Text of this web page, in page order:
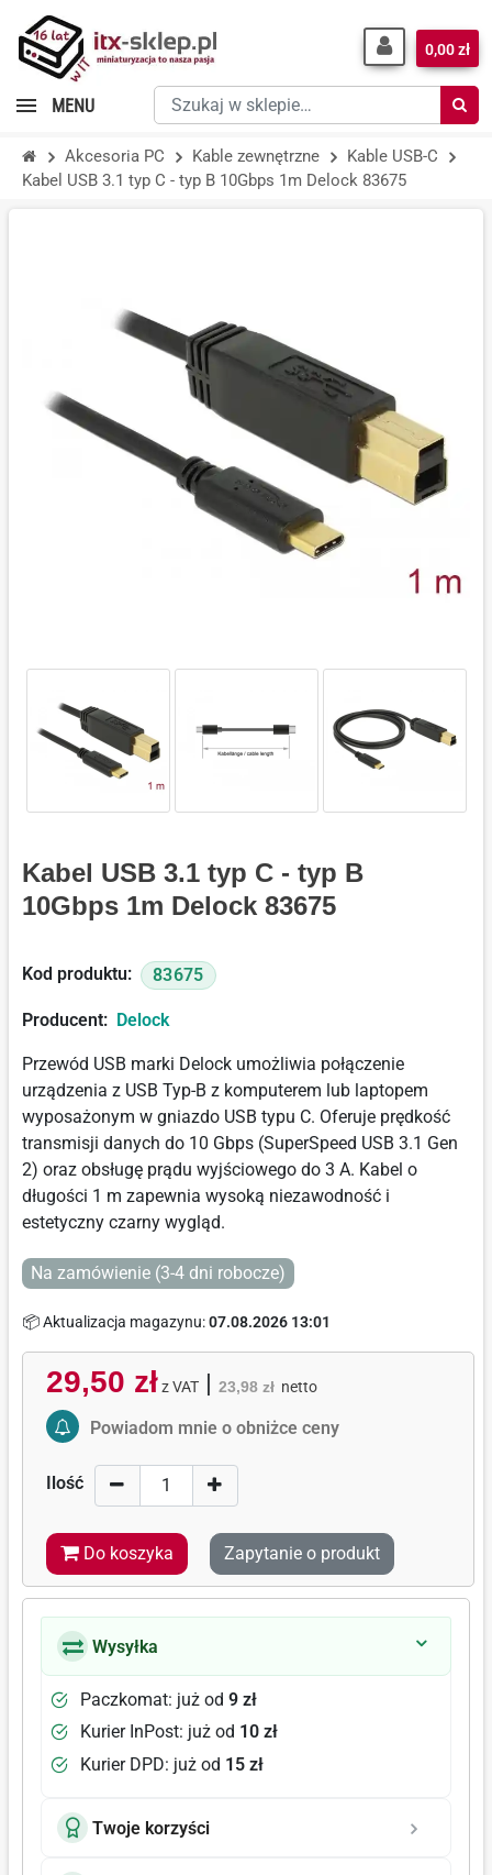
Szukaj
w
sklepie…
0,00 zł
MENU
Akcesoria PC Kable zewnętrzne
Kable USB-C
Kabel USB 3.1 typ C - typ B 10Gbps 1m Delock 83675
Kabel USB 3.1 typ C - typ B
10Gbps 1m Delock 83675
Kod produktu: 83675
Producent: Delock
Przewód USB marki Delock umożliwia połączenie
urządzenia z USB Typ-B z komputerem lub laptopem
wyposażonym w gniazdo USB typu C. Oferuje prędkość
transmisji danych do 10 Gbps (SuperSpeed USB 3.1 Gen
2) oraz obsługę prądu wyjściowego do 3 A. Kabel o
długości 1 m zapewnia wysoką niezawodność i
estetyczny czarny wygląd.
Na zamówienie (3-4 dni robocze)
📦 Aktualizacja magazynu:07.08.2026 13:01
29,50 zł z VAT| 23,98 zł netto
Activate Price Alert
Powiadom mnie o obniżce ceny
Ilość
Do koszyka Zapytanie o produkt
Wysyłka
Paczkomat: już od 9 zł
Kurier InPost: już od 10 zł
Kurier DPD: już od 15 zł
Twoje korzyści